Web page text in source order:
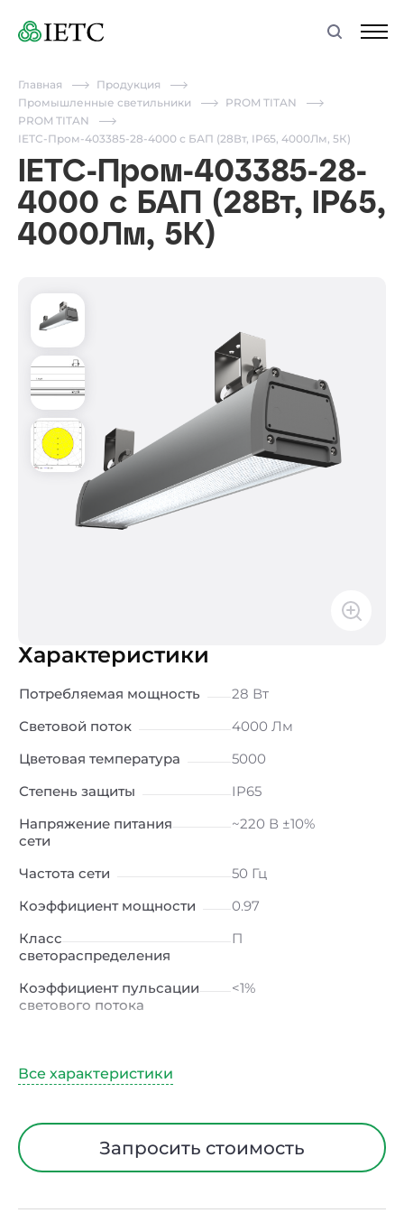
Главная
Продукция
Промышленные светильники
PROM TITAN
PROM TITAN
IETC-Пром-403385-28-4000 с БАП (28Вт, IP65, 4000Лм, 5К)
IETC-Пром-403385-28-
4000 с БАП (28Вт, IP65,
4000Лм, 5К)
Характеристики
Потребляемая мощность
28 Вт
Световой поток
4000 Лм
Цветовая температура
5000
Степень защиты
IP65
Напряжение питания
сети
~220 В ±10%
Частота сети
50 Гц
Коэффициент мощности
0.97
Класс
светораспределения
П
Коэффициент пульсации
светового потока
<1%
Тип кривой силы света
Климатическое
исполнениеЗапросить стоимость